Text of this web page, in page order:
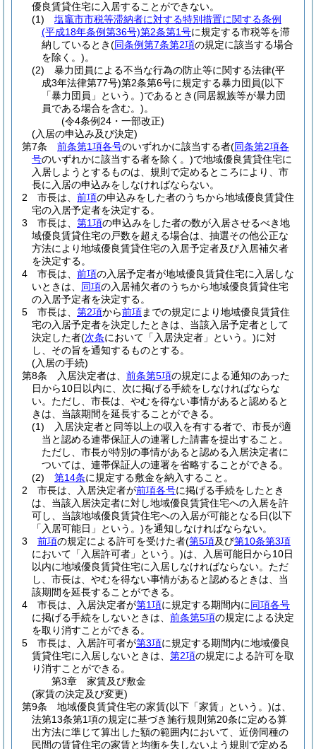
優良賃貸住宅に入居することができない。
(1)
塩竈市市税等滞納者に対する特別措置に関する条例
(平成18年条例第36号)第2条第1号に規定する市税等を滞
納しているとき(同条例第7条第2項の規定に該当する場合
を除く。)。
(2)
暴力団員による不当な行為の防止等に関する法律(平
成3年法律第77号)第2条第6号に規定する暴力団員(以下
「暴力団員」という。)であるとき(同居親族等が暴力団
員である場合を含む。)。
(令4条例24・一部改正)
(入居の申込み及び決定)
第7条
前条第1項各号のいずれかに該当する者(同条第2項各
号のいずれかに該当する者を除く。)で地域優良賃貸住宅に
入居しようとするものは、規則で定めるところにより、市
長に入居の申込みをしなければならない。
2
市長は、 前項の申込みをした者のうちから地域優良賃貸住
宅の入居予定者を決定する。
3
市長は、 第1項の申込みをした者の数が入居させるべき地
域優良賃貸住宅の戸数を超える場合は、抽選その他公正な
方法により地域優良賃貸住宅の入居予定者及び入居補欠者
を決定する。
4
市長は、 前項の入居予定者が地域優良賃貸住宅に入居しな
いときは、 同項の入居補欠者のうちから地域優良賃貸住宅
の入居予定者を決定する。
5
市長は、 第2項から前項までの規定により地域優良賃貸住
宅の入居予定者を決定したときは、当該入居予定者として
決定した者(次条において「入居決定者」という。)に対
し、その旨を通知するものとする。
(入居の手続)
第8条
入居決定者は、 前条第5項の規定による通知のあった
日から10日以内に、次に掲げる手続をしなければならな
い。 ただし、市長は、やむを得ない事情があると認めると
きは、当該期間を延長することができる。
(1)
入居決定者と同等以上の収入を有する者で、市長が適
当と認める連帯保証人の連署した請書を提出すること。
ただし、市長が特別の事情があると認める入居決定者に
ついては、連帯保証人の連署を省略することができる。
(2)
第14条に規定する敷金を納入すること。
2
市長は、入居決定者が前項各号に掲げる手続をしたとき
は、当該入居決定者に対し地域優良賃貸住宅への入居を許
可し、当該地域優良賃貸住宅への入居が可能となる日(以下
「入居可能日」という。)を通知しなければならない。
3
前項の規定による許可を受けた者(第5項及び第10条第3項
において「入居許可者」という。)は、入居可能日から10日
以内に地域優良賃貸住宅に入居しなければならない。 ただ
し、市長は、やむを得ない事情があると認めるときは、当
該期間を延長することができる。
4
市長は、入居決定者が第1項に規定する期間内に同項各号
に掲げる手続をしないときは、 前条第5項の規定による決定
を取り消すことができる。
5
市長は、入居許可者が第3項に規定する期間内に地域優良
賃貸住宅に入居しないときは、 第2項の規定による許可を取
り消すことができる。
第3章
家賃及び敷金
(家賃の決定及び変更)
第9条
地域優良賃貸住宅の家賃(以下「家賃」という。)は、
法第13条第1項の規定に基づき施行規則第20条に定める算
出方法に準じて算出した額の範囲内において、近傍同種の
民間の賃貸住宅の家賃と均衡を失しないよう規則で定める